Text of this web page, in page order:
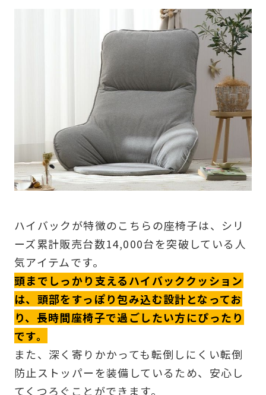
ハイバックが特徴のこちらの座椅子は、シリ
ーズ累計販売台数14,000台を突破している人
気アイテムです。
頭までしっかり支えるハイバッククッション
は、頭部をすっぽり包み込む設計となってお
り、長時間座椅子で過ごしたい方にぴったり
です。
また、深く寄りかかっても転倒しにくい転倒
防止ストッパーを装備しているため、安心し
てくつろぐことができます。